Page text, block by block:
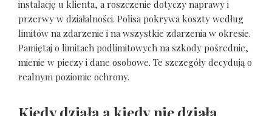
instalację u klienta, a roszczenie dotyczy naprawy i
przerwy w działalności. Polisa pokrywa koszty według
limitów na zdarzenie i na wszystkie zdarzenia w okresie.
Pamiętaj o limitach podlimitowych na szkody pośrednie,
mienie w pieczy i dane osobowe. Te szczegóły decydują o
realnym poziomie ochrony.